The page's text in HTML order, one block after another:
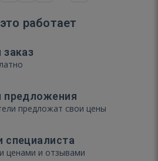
работает
заказ
предложения
предложат свои цены
специалиста
ценами и отзывами